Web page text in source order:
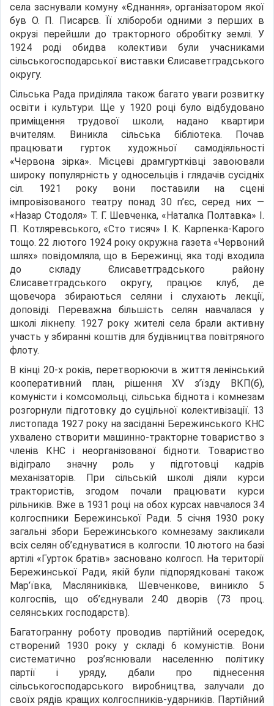
села заснували комуну «Єднання», організатором якої
був О. П. Писарєв. Її хлібороби одними з перших в
окрузі перейшли до тракторного обробітку землі. У
1924 роді обидва колективи були учасниками
сільськогосподарської виставки Єлисаветградського
округу.
Сільська Рада приділяла також багато уваги розвитку
освіти і культури. Ще у 1920 році було відбудовано
приміщення трудової школи, надано квартири
вчителям. Виникла сільська бібліотека. Почав
працювати гурток художньої самодіяльності
«Червона зірка». Місцеві драмгуртківці завоювали
широку популярність у односельців і глядачів сусідніх
сіл. 1921 року вони поставили на сцені
імпровізованого театру понад 30 п’єс, серед них —
«Назар Стодоля» Т. Г. Шевченка, «Наталка Полтавка» І.
П. Котляревського, «Сто тисяч» І. К. Карпенка-Карого
тощо. 22 лютого 1924 року окружна газета «Червоний
шлях» повідомляла, що в Бережинці, яка тоді входила
до складу Єлисаветградського району
Єлисаветградського округу, працює клуб, де
щовечора збираються селяни і слухають лекції,
доповіді. Переважна більшість селян навчалася у
школі лікнепу. 1927 року жителі села брали активну
участь у збиранні коштів для будівництва повітряного
флоту.
В кінці 20-х років, перетворюючи в життя ленінський
кооперативний план, рішення XV з’їзду ВКП(б),
комуністи і комсомольці, сільська біднота і комнезам
розгорнули підготовку до суцільної колективізації. 13
листопада 1927 року на засіданні Бережинського КНС
ухвалено створити машинно-тракторне товариство з
членів КНС і неорганізованої бідноти. Товариство
відіграло значну роль у підготовці кадрів
механізаторів. При сільській школі діяли курси
трактористів, згодом почали працювати курси
рільників. Вже в 1931 році на обох курсах навчалося 34
колгоспники Бережинської Ради. 5 січня 1930 року
загальні збори Бережинського комнезаму закликали
всіх селян об’єднуватися в колгоспи. 10 лютого на базі
артілі «Гурток братів» засновано колгосп. На території
Бережинської Ради, якій були підпорядковані також
Мар’ївка, Масляниківка, Шевченкове, виникло 5
колгоспів, що об’єднували 240 дворів (73 проц.
селянських господарств).
Багатогранну роботу проводив партійний осередок,
створений 1930 року у складі 6 комуністів. Вони
систематично роз’яснювали населенню політику
партії і уряду, дбали про піднесення
сільськогосподарського виробництва, залучали до
своїх рядів кращих колгоспників-ударників. Партійний